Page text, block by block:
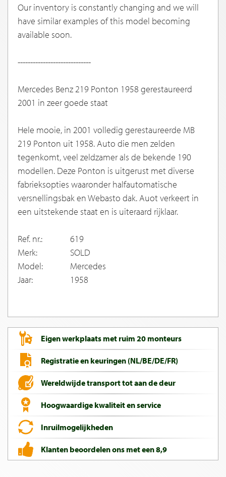
Our inventory is constantly changing and we will
have similar examples of this model becoming
available soon.
-----------------------------
Mercedes Benz 219 Ponton 1958 gerestaureerd
2001 in zeer goede staat
Hele mooie, in 2001 volledig gerestaureerde MB
219 Ponton uit 1958. Auto die men zelden
tegenkomt, veel zeldzamer als de bekende 190
modellen. Deze Ponton is uitgerust met diverse
fabrieksopties waaronder halfautomatische
versnellingsbak en Webasto dak. Auot verkeert in
een uitstekende staat en is uiteraard rijklaar.
Ref. nr.:
619
Merk:
SOLD
Model:
Mercedes
Jaar:
1958
Eigen werkplaats met ruim 20 monteurs
Registratie en keuringen (NL/BE/DE/FR)
Wereldwijde transport tot aan de deur
Hoogwaardige kwaliteit en service
Inruilmogelijkheden
Klanten beoordelen ons met een 8,9